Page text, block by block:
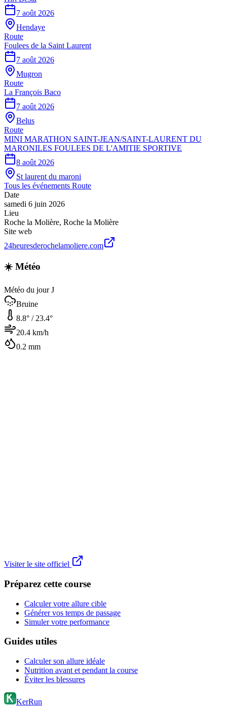
7 août 2026
Hendaye
Route
Foulees de la Saint Laurent
7 août 2026
Mugron
Route
La François Baco
7 août 2026
Belus
Route
MINI MARATHON SAINT-JEAN/SAINT-LAURENT DU
MARONILES FOULEES DE L'AMITIE SPORTIVE
8 août 2026
St laurent du maroni
Tous les événements Route
Date
samedi 6 juin 2026
Lieu
Roche la Molière, Roche la Molière
Site web
24heuresderochelamoliere.com
☀️ Météo
Météo du jour J
Bruine
8.8° / 23.4°
20.4 km/h
0.2 mm
Visiter le site officiel
Préparez cette course
Calculer votre allure cible
Générer vos temps de passage
Simuler votre performance
Guides utiles
Calculer son allure idéale
Nutrition avant et pendant la course
Éviter les blessures
KerRun